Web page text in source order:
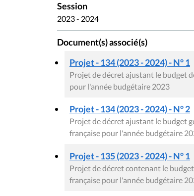
Session
2023 - 2024
Document(s) associé(s)
Projet - 134 (2023 - 2024) - N° 1
Projet de décret ajustant le budget
pour l'année budgétaire 2023
Projet - 134 (2023 - 2024) - N° 2
Projet de décret ajustant le budget
française pour l'année budgétaire
Projet - 135 (2023 - 2024) - N° 1
Projet de décret contenant le
française pour l'année budgétaire